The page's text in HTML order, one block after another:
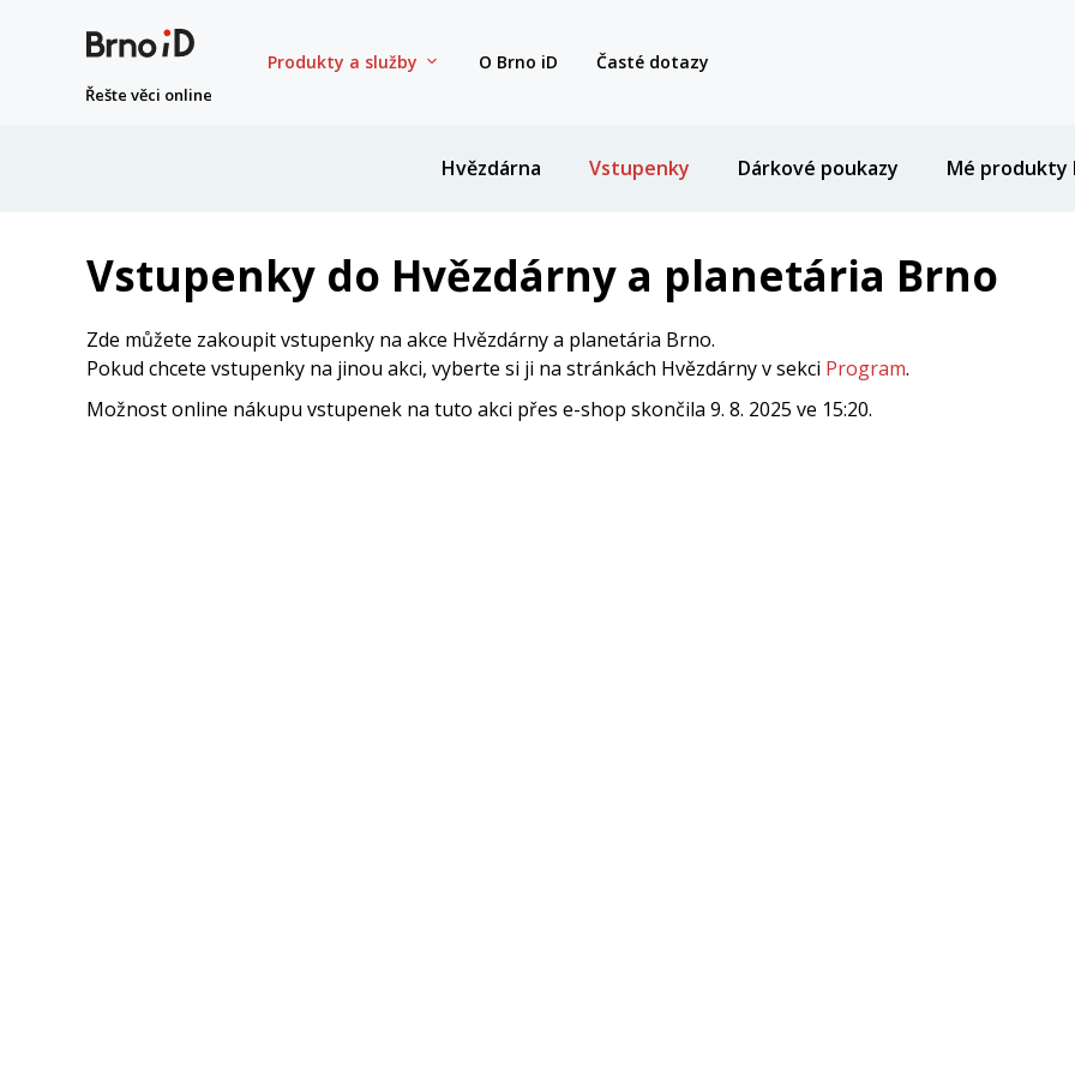
Řešte věci online
Produkty a služby O Brno iD Časté dotazy
Hvězdárna Vstupenky Dárkové poukazy Mé produkty
Vstupenky do Hvězdárny a planetária Brno
Zde můžete zakoupit vstupenky na akce Hvězdárny a planetária Brno.
Pokud chcete vstupenky na jinou akci, vyberte si ji na stránkách Hvězdárny v sekci Program.
Možnost online nákupu vstupenek na tuto akci přes e-shop skončila 9. 8. 2025 ve 15:20.